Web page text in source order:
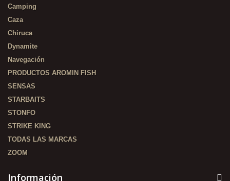
Camping
Caza
Chiruca
Dynamite
Navegación
PRODUCTOS AROMIN FISH
SENSAS
STARBAITS
STONFO
STRIKE KING
TODAS LAS MARCAS
ZOOM
Información